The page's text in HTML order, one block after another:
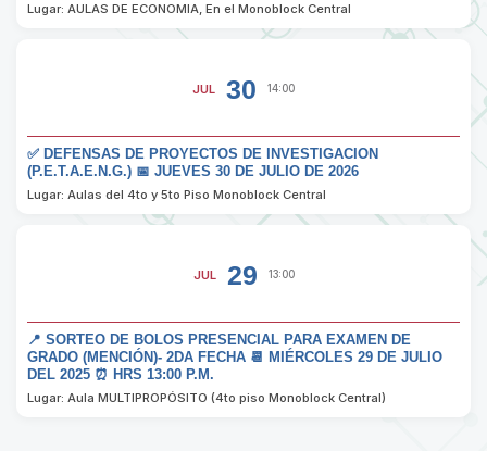
Lugar: AULAS DE ECONOMIA, En el Monoblock Central
JUL 30 14:00
✅ DEFENSAS DE PROYECTOS DE INVESTIGACION
(P.E.T.A.E.N.G.) 📅 JUEVES 30 DE JULIO DE 2026
Lugar: Aulas del 4to y 5to Piso Monoblock Central
JUL 29 13:00
📍 SORTEO DE BOLOS PRESENCIAL PARA EXAMEN DE
GRADO (MENCIÓN)- 2DA FECHA 📆 MIÉRCOLES 29 DE JULIO
DEL 2025 ⏰ HRS 13:00 P.M.
Lugar: Aula MULTIPROPÓSITO (4to piso Monoblock Central)